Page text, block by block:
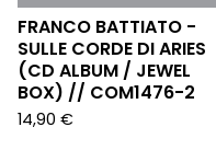
FRANCO BATTIATO -
SULLE CORDE DI ARIES
(CD ALBUM / JEWEL
BOX) // COM1476-2
14,90 €